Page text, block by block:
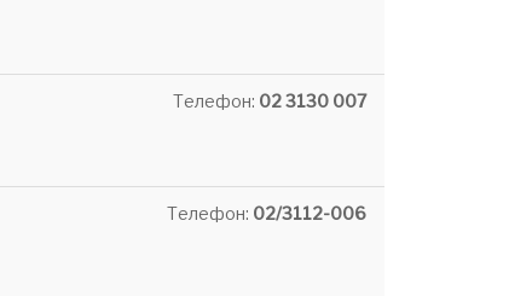
Телефон: 02 3130 007
Телефон: 02/3112-006